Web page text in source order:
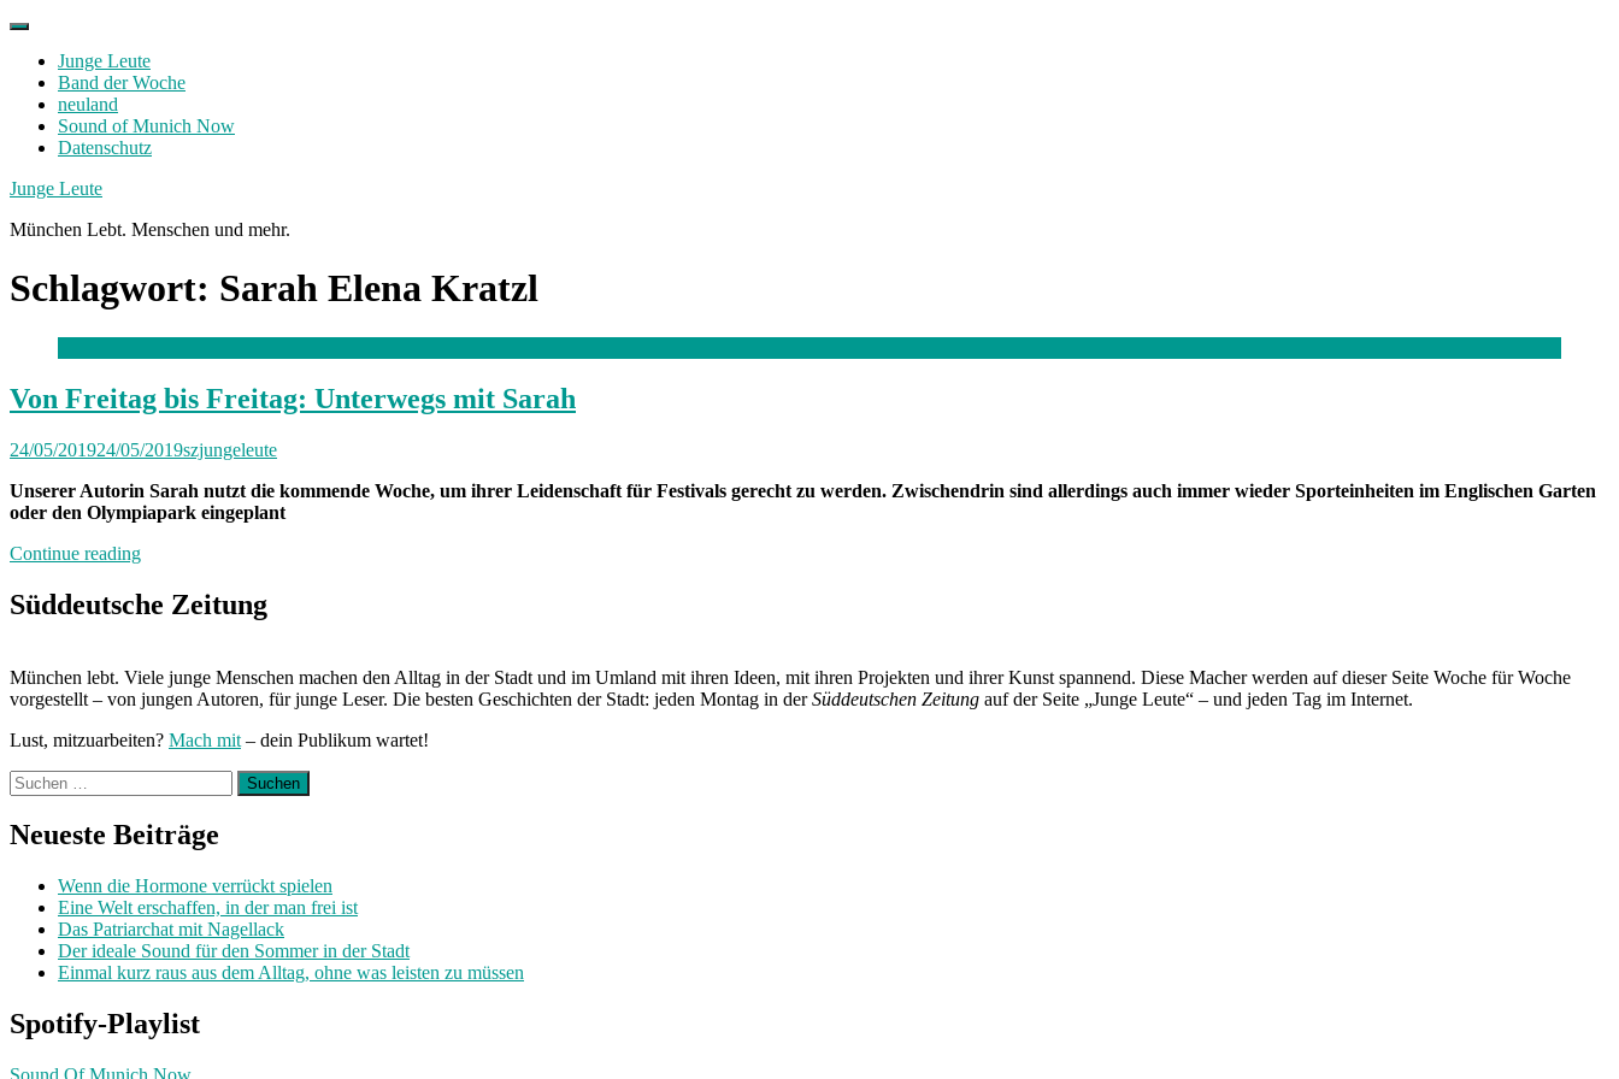
Skip
contentJunge Leute
Band der Woche
neuland
Sound of Munich Now
Datenschutz
Facebook
Twitter
Instagram
Junge Leute
München Lebt. Menschen und mehr.
Schlagwort: Sarah Elena Kratzl
Von Freitag bis Freitag: Unterwegs mit Sarah
24/05/201924/05/2019szjungeleute
Unserer Autorin Sarah nutzt die kommende Woche, um ihrer Leidenschaft für Festivals gerecht zu werden. Zwischendrin sind allerdings auch immer wieder Sporteinheiten im Englischen Garten
oder den Olympiapark eingeplant
Continue reading„Von
bis
Freitag:
Sarah“
Süddeutsche Zeitung
München lebt. Viele junge Menschen machen den Alltag in der Stadt und im Umland mit ihren Ideen, mit ihren Projekten und ihrer Kunst spannend. Diese Macher werden auf dieser Seite Woche für Woche
vorgestellt – von jungen Autoren, für junge Leser. Die besten Geschichten der Stadt: jeden Montag in derSüddeutschen Zeitung auf der Seite „Junge Leute“ – und jeden Tag im Internet.
Lust, mitzuarbeiten? Mach mit – dein Publikum wartet!
Suchen
nach:
Neueste Beiträge
Wenn die Hormone verrückt spielen
Eine Welt erschaffen, in der man frei ist
Das Patriarchat mit Nagellack
Der ideale Sound für den Sommer in der Stadt
Einmal kurz raus aus dem Alltag, ohne was leisten zu müssen
Spotify-Playlist